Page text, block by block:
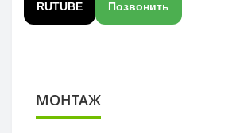
RUTUBE Позвонить
МОНТАЖ